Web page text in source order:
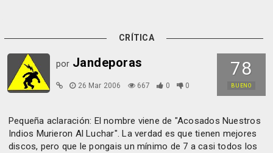
CRÍTICA
78
BUENO
por Jandeporas
26 Mar 2006 667 0 0
Pequeña aclaración: El nombre viene de "Acosados Nuestros
Indios Murieron Al Luchar". La verdad es que tienen mejores
discos, pero que le pongais un mínimo de 7 a casi todos los